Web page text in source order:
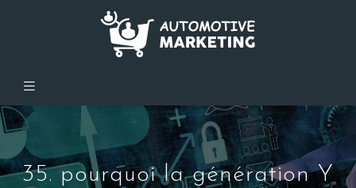
35. pourquoi la génération Y